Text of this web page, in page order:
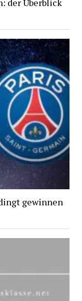
der Überblick
gewinnen